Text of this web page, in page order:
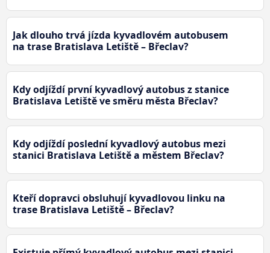
Jak dlouho trvá jízda kyvadlovém autobusem
na trase Bratislava Letiště – Břeclav?
Kdy odjíždí první kyvadlový autobus z stanice
Bratislava Letiště ve směru města Břeclav?
Kdy odjíždí poslední kyvadlový autobus mezi
stanici Bratislava Letiště a městem Břeclav?
Kteří dopravci obsluhují kyvadlovou linku na
trase Bratislava Letiště – Břeclav?